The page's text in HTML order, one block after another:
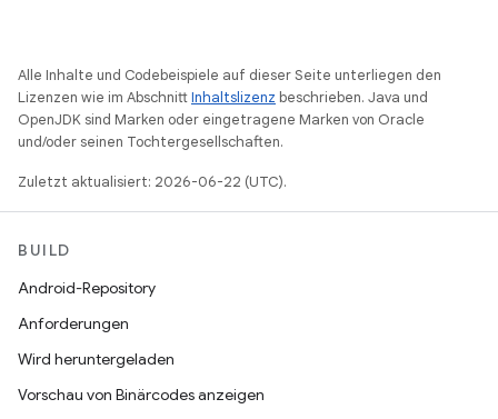
Alle Inhalte und Codebeispiele auf dieser Seite unterliegen den
Lizenzen wie im AbschnittInhaltslizenz beschrieben. Java und
OpenJDK sind Marken oder eingetragene Marken von Oracle
und/oder seinen Tochtergesellschaften.
Zuletzt aktualisiert: 2026-06-22 (UTC).
BUILD
Android-Repository
Anforderungen
Wird heruntergeladen
Vorschau von Binärcodes anzeigen